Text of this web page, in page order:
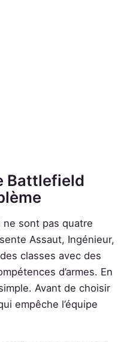
Battlefield
sont pas quatre
Assaut, Ingénieur,
classes avec des
d’armes. En
Avant de choisir
empêche l’équipe